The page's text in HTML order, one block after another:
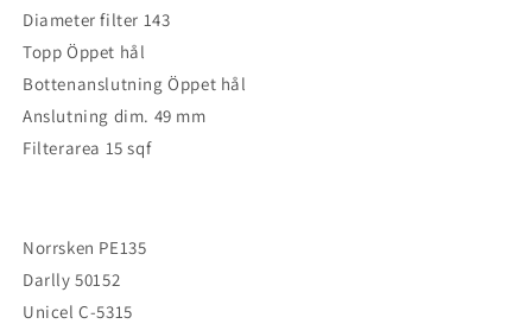
Diameter filter 143
Topp Öppet hål
Bottenanslutning Öppet hål
Anslutning dim. 49 mm
Filterarea 15 sqf
Norrsken PE135
Darlly 50152
Unicel C-5315